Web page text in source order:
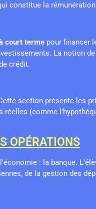
constitue la rémunération
court termepour financer
La notion
crédit.
section présente les
(comme
OPÉRATIONS
: la banque.
de la gestion des